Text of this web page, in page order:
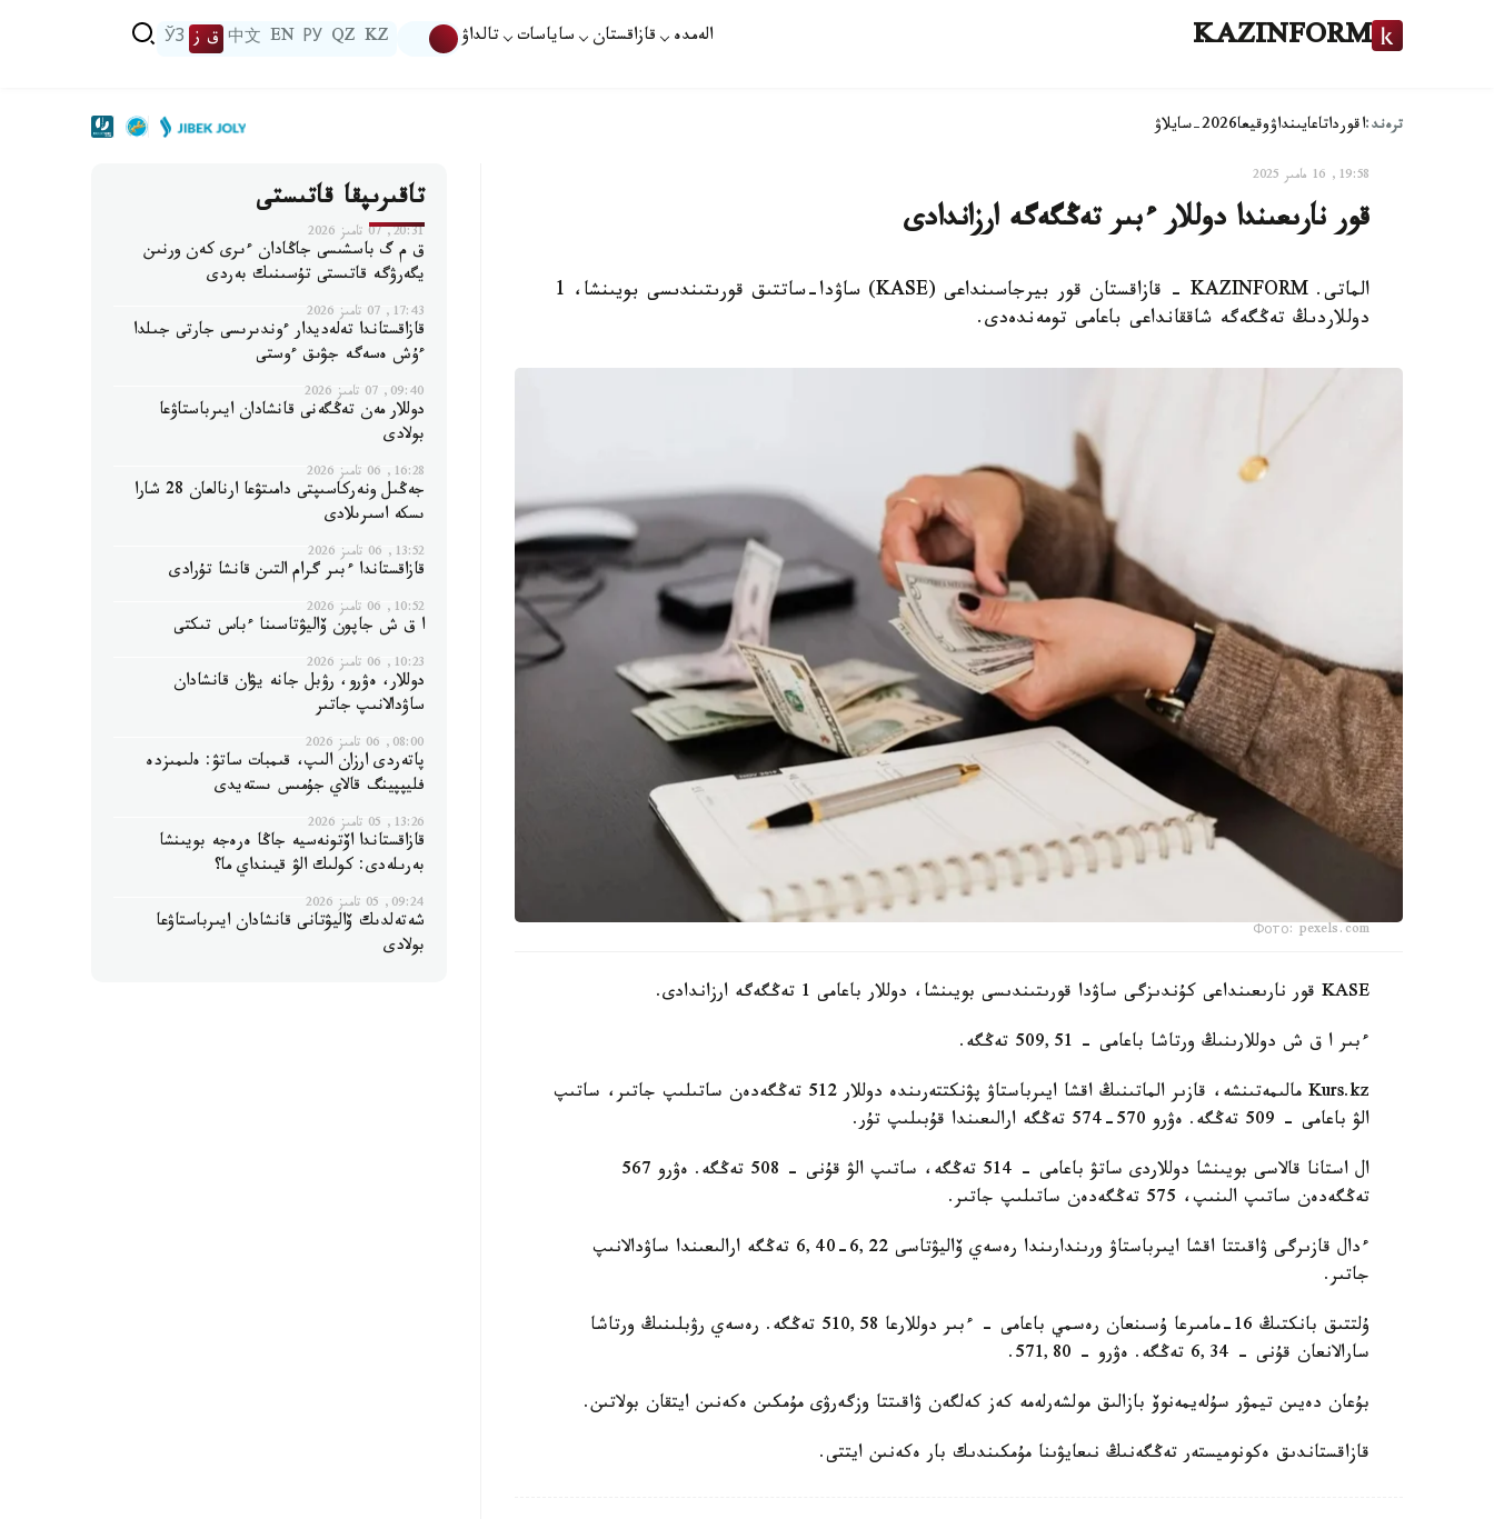
KAZINFORM الەمدە قازاقستان ساياسات تالداۋ KZ
QZ
РУ
EN
中文 ق ز ЎЗ
ترەند:اقورداتاعايىنداۋوقيعا2026-سايلاۋ
19:58, 16 مامىر 2025
قور نارىعىندا دوللار ءبىر تەڭگەگە ارزاندادى
الماتى. KAZINFORM - قازاقستان قور بيرجاسىنداعى (KASE) ساۋدا-ساتتىق قورىتىندىسى بويىنشا، 1
دوللاردىڭ تەڭگەگە شاققانداعى باعامى تومەندەدى.
Фото: pexels.com
KASE قور نارىعىنداعى كۇندىزگى ساۋدا قورىتىندىسى بويىنشا، دوللار باعامى 1 تەڭگەگە ارزاندادى.
ءبىر ا ق ش دوللارىنىڭ ورتاشا باعامى - 509,51 تەڭگە.
Kurs.kz مالىمەتىنشە، قازىر الماتىنىڭ اقشا ايىرباستاۋ پۋنكتتەرىندە دوللار 512 تەڭگەدەن ساتىلىپ جاتىر، ساتىپ
الۋ باعامى - 509 تەڭگە. ەۋرو 570-574 تەڭگە ارالىعىندا قۇبىلىپ تۇر.
ال استانا قالاسى بويىنشا دوللاردى ساتۋ باعامى - 514 تەڭگە، ساتىپ الۋ قۇنى - 508 تەڭگە. ەۋرو 567
تەڭگەدەن ساتىپ الىنىپ، 575 تەڭگەدەن ساتىلىپ جاتىر.
ءدال قازىرگى ۋاقىتتا اقشا ايىرباستاۋ ورىندارىندا رەسەي ۆاليۋتاسى 6,22-6,40 تەڭگە ارالىعىندا ساۋدالانىپ
جاتىر.
ۇلتتىق بانكتىڭ 16-مامىرعا ۇسىنعان رەسمي باعامى - ءبىر دوللارعا 510,58 تەڭگە. رەسەي رۋبلىنىڭ ورتاشا
سارالانعان قۇنى - 6,34 تەڭگە. ەۋرو - 571,80.
بۇعان دەيىن تيمۋر سۇلەيمەنوۆ بازالىق مولشەرلەمە كەز كەلگەن ۋاقىتتا وزگەرۋى مۇمكىن ەكەنىن ايتقان بولاتىن.
قازاقستاندىق ەكونوميستەر تەڭگەنىڭ نىعايۋىنا مۇمكىندىك بار ەكەنىن ايتتى.
تاقىرىپقا قاتىستى
20:31, 07 تامىز 2026
ق م گ باسشىسى جاڭادان ءىرى كەن ورنىن
يگەرۋگە قاتىستى تۇسىنىك بەردى
17:43, 07 تامىز 2026
قازاقستاندا تەلەديدار ءوندىرىسى جارتى جىلدا
ءۇش ەسەگە جۋىق ءوستى
09:40, 07 تامىز 2026
دوللار مەن تەڭگەنى قانشادان ايىرباستاۋعا
بولادى
16:28, 06 تامىز 2026
جەڭىل ونەركاسىپتى دامىتۋعا ارنالعان 28 شارا
ىسكە اسىرىلادى
13:52, 06 تامىز 2026
قازاقستاندا ءبىر گرام التىن قانشا تۇرادى
10:52, 06 تامىز 2026
ا ق ش جاپون ۆاليۋتاسىنا ءباس تىكتى
10:23, 06 تامىز 2026
دوللار، ەۋرو، رۋبل جانە يۋان قانشادان
ساۋدالانىپ جاتىر
08:00, 06 تامىز 2026
پاتەردى ارزان الىپ، قىمبات ساتۋ: ەلىمىزدە
فليپپينگ قالاي جۇمىس ىستەيدى
13:26, 05 تامىز 2026
قازاقستاندا اۆتونەسيە جاڭا ەرەجە بويىنشا
بەرىلەدى: كولىك الۋ قيىنداي ما؟
09:24, 05 تامىز 2026
شەتەلدىك ۆاليۋتانى قانشادان ايىرباستاۋعا
بولادى